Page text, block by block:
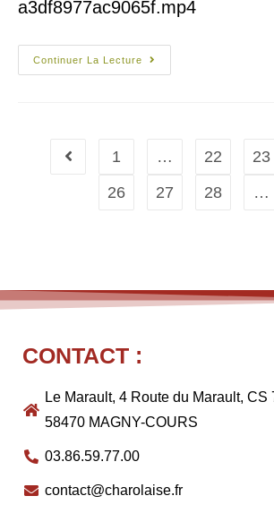
a3df8977ac9065f.mp4
Continuer La Lecture
1 … 22 23
26
27 28 …
CONTACT :
Le Marault, 4 Route du Marault, CS
58470 MAGNY-COURS
03.86.59.77.00
contact@charolaise.fr